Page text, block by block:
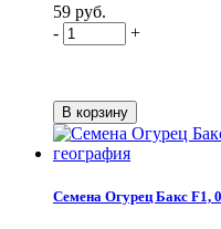
59 руб.
-
+
Семена Огурец Бакс F1,